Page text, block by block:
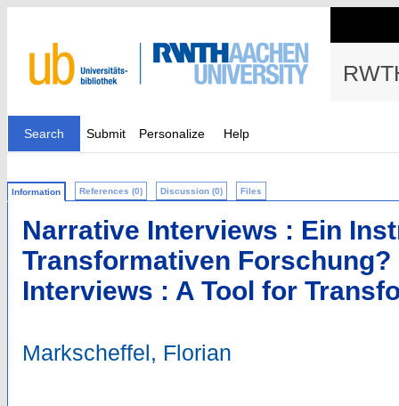
Search Submit Personalize Help
Information References (0) Discussion (0) Files
Narrative Interviews : Ein
Transformativen Forschung?
Interviews : A Tool for
Markscheffel, Florian